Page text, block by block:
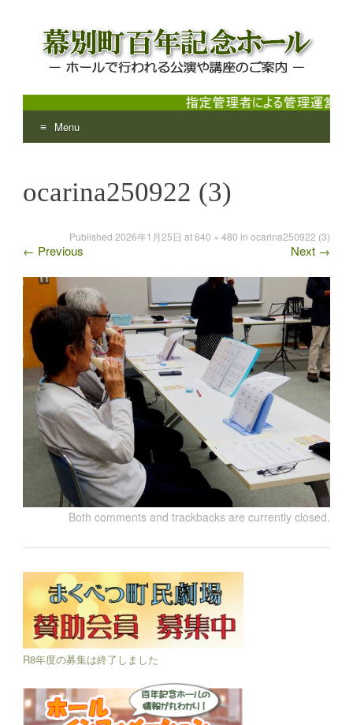
幕別町百年記念ホール
ホールで行われる公演や講座のご案内
Menu
content
ocarina250922 (3)
Published 2026年1月25日 at640 × 480 in ocarina250922 (3)
← Previous Next →
Both comments and trackbacks are currently closed.
R8年度の募集は終了しました